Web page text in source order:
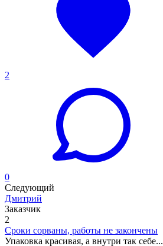
2
0
Следующий
Дмитрий
Заказчик
2
Сроки сорваны, работы не закончены
Упаковка красивая, а внутри так себе...